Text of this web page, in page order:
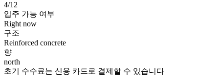
4/12
입주 가능 여부
Right now
구조
Reinforced concrete
향
north
초기 수수료는 신용 카드로 결제할 수 있습니다